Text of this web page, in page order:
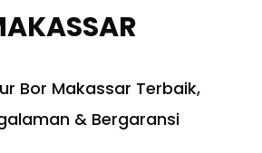
Bor Makassar Terbaik,
& Bergaransi